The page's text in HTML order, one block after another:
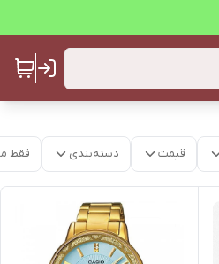
قیمت دسته‌بندی فقط